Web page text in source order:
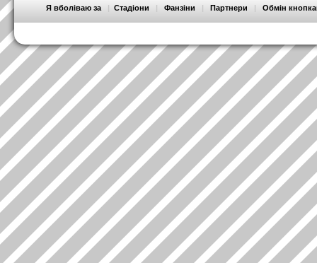
Я вболіваю за | Стадіони | Фанзіни | Партнери | Обмін